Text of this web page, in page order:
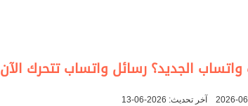
الجديد؟ رسائل واتساب تتحرك الآن
2026- آخر تحديث: 2026-06-13